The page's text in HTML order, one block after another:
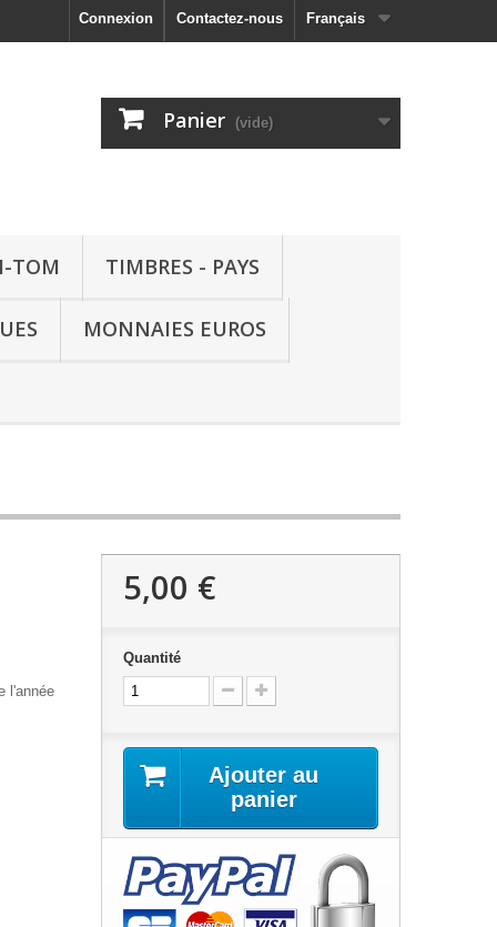
Français
Contactez-nous
Connexion
Panier (vide)
TOM TIMBRES - PAYS
MONNAIES EUROS
l'année
5,00 €
Quantité
Ajouter au
panier